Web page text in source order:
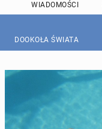
WIADOMOŚCI
DOOKOŁA ŚWIATA